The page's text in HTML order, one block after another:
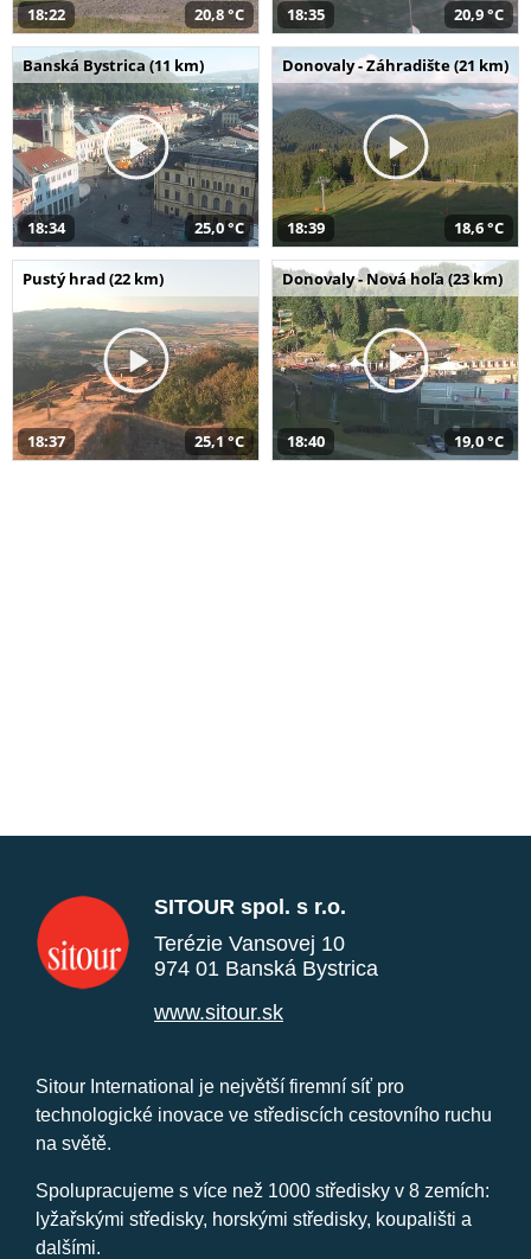
18:22 20,8 °C 18:35 20,9 °C
Banská Bystrica (11 km)
18:34 25,0 °C
Donovaly - Záhradište (21 km)
18:39 18,6 °C
Pustý hrad (22 km)
18:37 25,1 °C
Donovaly - Nová hoľa (23 km)
18:40 19,0 °C
SITOUR spol. s r.o.
Terézie Vansovej 10
974 01 Banská Bystrica
www.sitour.sk
Sitour International je největší firemní síť pro
technologické inovace ve střediscích cestovního ruchu
na světě.
Spolupracujeme s více než 1000 středisky v 8 zemích:
lyžařskými středisky, horskými středisky, koupališti a
dalšími.